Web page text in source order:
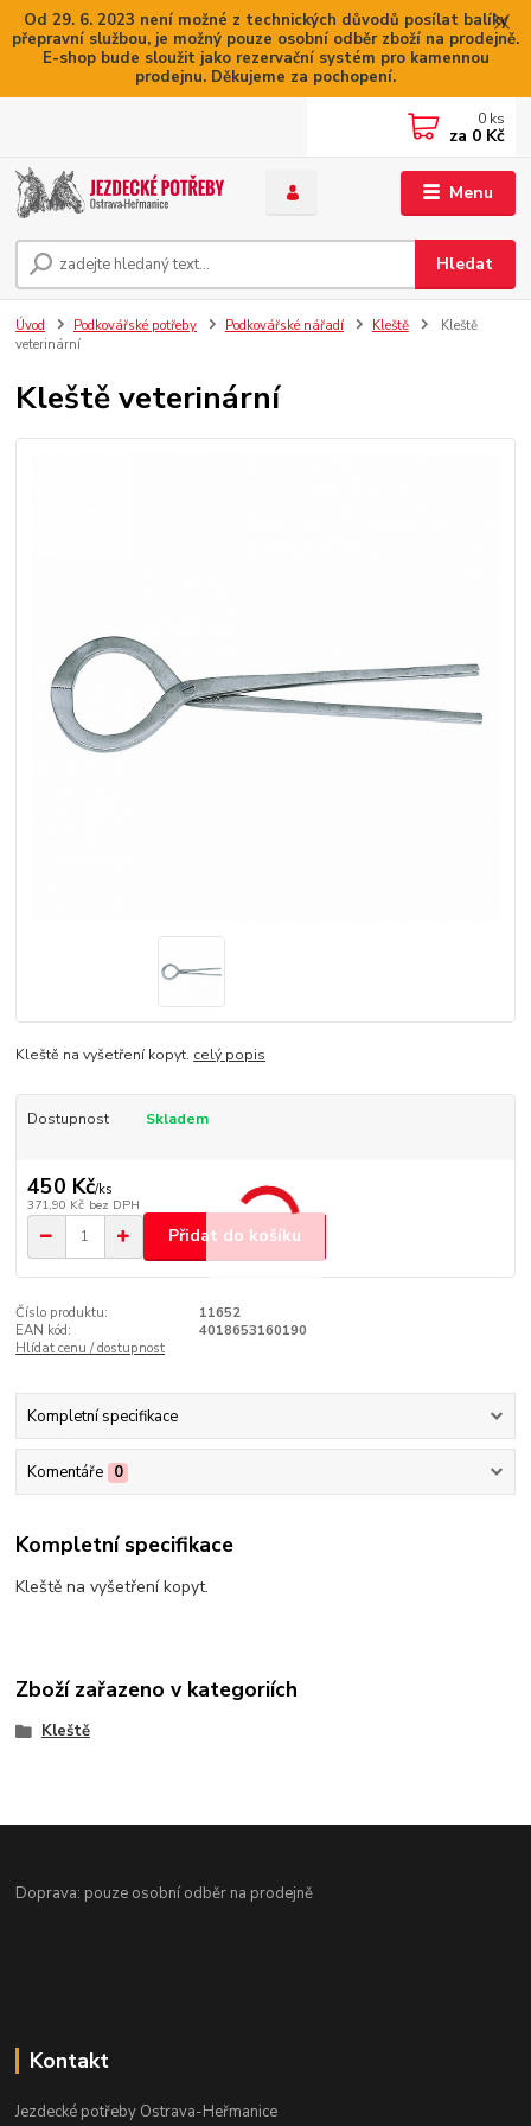
Od 29. 6. 2023 není možné z technických důvodů posílat balíky
přepravní službou, je možný pouze osobní odběr zboží na prodejně.
E-shop bude sloužit jako rezervační systém pro kamennou
prodejnu. Děkujeme za pochopení.
Menu
Hledat
0 ks
za 0 Kč
Úvod Podkovářské potřeby Podkovářské nářadí Kleště
Kleště
veterinární
Kleště veterinární
Kleště na vyšetření kopyt. celý popis
Dostupnost Skladem
450 Kč/ks
371,90 Kč bez DPH
Přidat do košíku
Číslo produktu:
11652
EAN kód:
4018653160190
Hlídat cenu / dostupnost
Kompletní specifikace
Komentáře 0
Kompletní specifikace
Kleště na vyšetření kopyt.
Zboží zařazeno v kategoriích
Kleště
Doprava: pouze osobní odběr na prodejně
Kontakt
Jezdecké potřeby Ostrava-Heřmanice